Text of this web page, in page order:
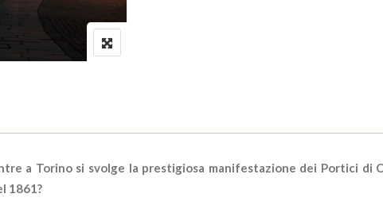
a Torino si svolge la prestigiosa manifestazione dei Portici
1861?